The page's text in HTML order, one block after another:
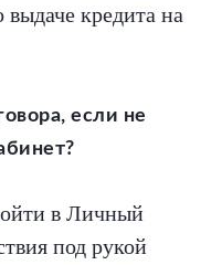
кредита на
если не
в Личный
под рукой